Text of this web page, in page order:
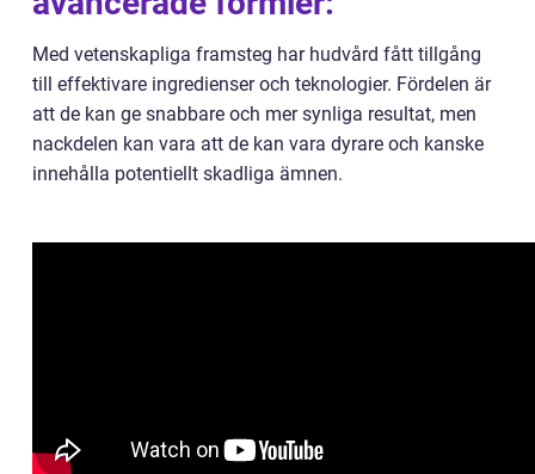
Med vetenskapliga framsteg har hudvård fått tillgång
till effektivare ingredienser och teknologier. Fördelen är
att de kan ge snabbare och mer synliga resultat, men
nackdelen kan vara att de kan vara dyrare och kanske
innehålla potentiellt skadliga ämnen.